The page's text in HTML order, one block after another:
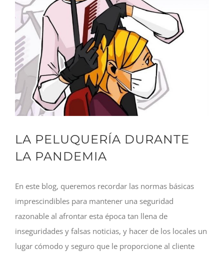
LA PELUQUERÍA DURANTE
LA PANDEMIA
En este blog, queremos recordar las normas básicas
imprescindibles para mantener una seguridad
razonable al afrontar esta época tan llena de
inseguridades y falsas noticias, y hacer de los locales un
lugar cómodo y seguro que le proporcione al cliente